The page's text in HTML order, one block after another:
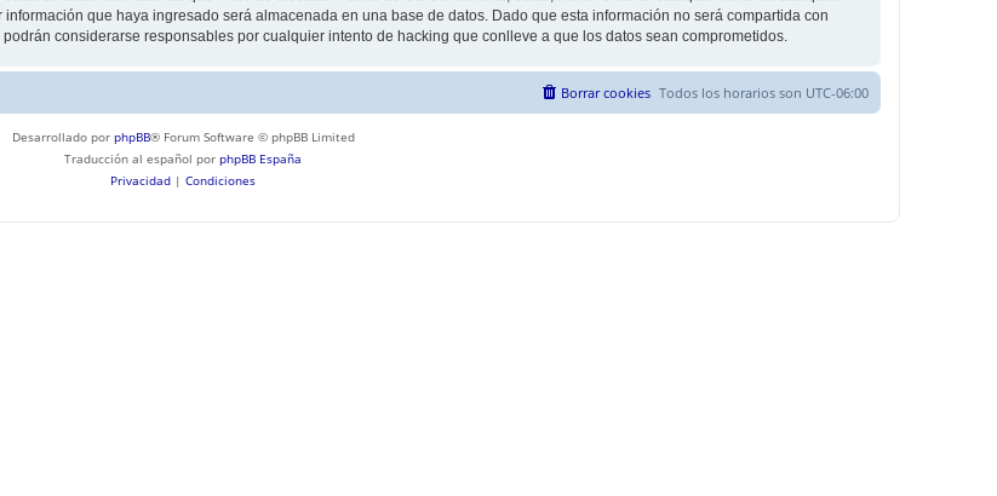
que haya ingresado será almacenada en una base de datos. Dado que esta información no será compartida con
considerarse responsables por cualquier intento de hacking que conlleve a que los datos sean comprometidos.
Todos los horarios son UTC-06:00
Borrar cookies
Desarrollado por phpBB® Forum Software © phpBB Limited
Traducción al español por phpBB España
Privacidad | Condiciones